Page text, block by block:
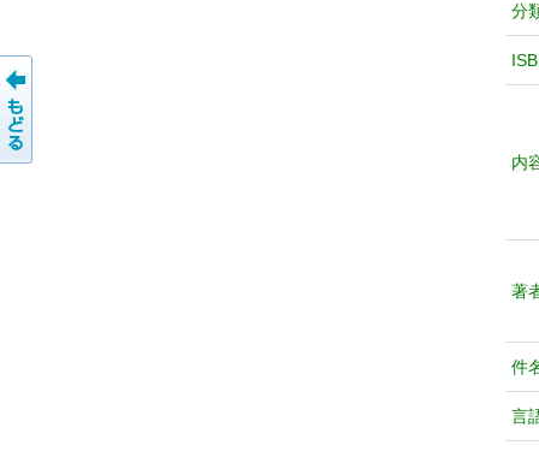
分
内
著
件
言